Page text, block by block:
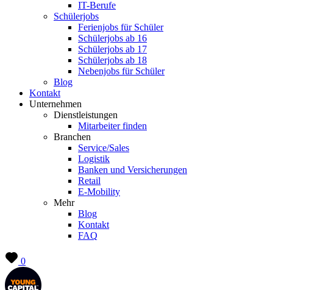
IT-Berufe
Schülerjobs
Ferienjobs für Schüler
Schülerjobs ab 16
Schülerjobs ab 17
Schülerjobs ab 18
Nebenjobs für Schüler
Blog
Kontakt
Unternehmen
Dienstleistungen
Mitarbeiter finden
Branchen
Service/Sales
Logistik
Banken und Versicherungen
Retail
E-Mobility
Mehr
Blog
Kontakt
FAQ
0